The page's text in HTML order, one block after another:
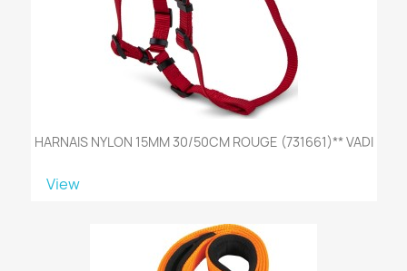
HARNAIS NYLON 15MM 30/50CM ROUGE (731661)** VADI
View